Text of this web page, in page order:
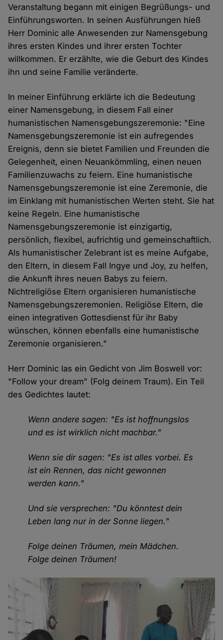
Veranstaltung begann mit einigen Begrüßungs- und
Einführungsworten. In seinen Ausführungen hieß
Herr Dominic alle Anwesenden zur Namensgebung
ihres ersten Kindes und ihrer ersten Tochter
willkommen. Er erzählte, wie die Geburt des Kindes
ihn und seine Familie veränderte.
In meiner Einführung erklärte ich die Bedeutung
einer Namensgebung, in diesem Fall einer
humanistischen Namensgebungszeremonie: "Eine
Namensgebungszeremonie ist ein aufregendes
Ereignis, denn sie bietet Familien und Freunden die
Gelegenheit, einen Neuankömmling, einen neuen
Familienzuwachs zu feiern. Eine humanistische
Namensgebungszeremonie ist eine Zeremonie, die
im Einklang mit humanistischen Werten steht. Sie hat
keine Regeln. Eine humanistische
Namensgebungszeremonie ist einzigartig,
persönlich, flexibel, aufrichtig und gemeinschaftlich.
Als humanistischer Zelebrant ist es meine Aufgabe,
den Eltern, in diesem Fall Ingye und Joy, zu helfen,
die Ankunft ihres neuen Babys zu feiern.
Nichtreligiöse Eltern organisieren humanistische
Namensgebungszeremonien. Religiöse Eltern, die
einen integrativen Gottesdienst für ihr Baby
wünschen, können ebenfalls eine humanistische
Zeremonie organisieren."
Herr Dominic las ein Gedicht von Jim Boswell vor:
"Follow your dream" (Folg deinem Traum). Ein Teil
des Gedichtes lautet:
Wenn andere sagen: "Es ist hoffnungslos
und es ist wirklich nicht machbar."
Wenn sie dir sagen: "Es ist alles vorbei. Es
ist ein Rennen, das nicht gewonnen
werden kann."
Und sie versprechen: "Du könntest dein
Leben lang nur in der Sonne liegen."
Folge deinen Träumen, mein Mädchen.
Folge deinen Träumen!